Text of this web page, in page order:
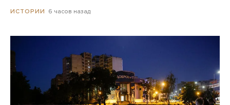
ИСТОРИИ 6 часов назад